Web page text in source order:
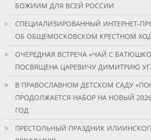
БОЖИИМ ДЛЯ ВСЕЙ РОССИИ
СПЕЦИАЛИЗИРОВАННЫЙ ИНТЕРНЕТ-
ОБ ОБЩЕМОСКОВСКОМ КРЕСТНОМ
ОЧЕРЕДНАЯ ВСТРЕЧА «ЧАЙ С
ПОСВЯЩЕНА ЦАРЕВИЧУ ДИМИТРИЮ
В ПРАВОСЛАВНОМ ДЕТСКОМ САДУ
ПРОДОЛЖАЕТСЯ НАБОР НА НОВЫЙ
ГОД
ПРЕСТОЛЬНЫЙ ПРАЗДНИК